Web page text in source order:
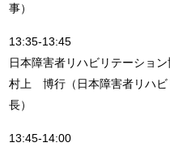
事）
13:35-13:45
日本障害者リハビリテーショ
村上 博行（日本障害者リハ
長）
13:45-14:00